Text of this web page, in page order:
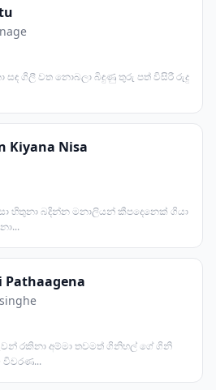
සඳ ගිලී වත නොබලා බිඳුණු තුරු පත් විසිරී රුදු
Kiyana Nisa
හිතුනා බදින්න මනාලියන් කීපදෙනෙක් ගියා
Pathaagena
රකිනා අම්මා තවමත් ගිනිහල් ගේ ගිනි
විවරණ...